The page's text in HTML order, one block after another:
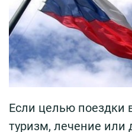
Если целью поездки
туризм, лечение или